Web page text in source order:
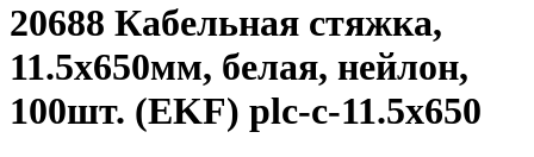
20688 Кабельная стяжка,
11.5х650мм, белая, нейлон,
100шт. (EKF) plc-c-11.5х650